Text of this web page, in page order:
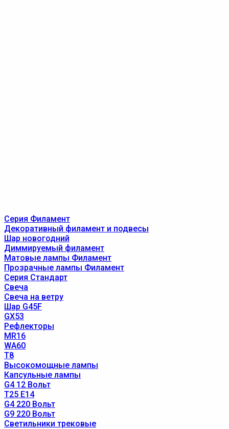
Серия Филамент
Декоративный филамент и подвесы
Шар новогодний
Диммируемый филамент
Матовые лампы Филамент
Прозрачные лампы Филамент
Серия Стандарт
Свеча
Свеча на ветру
Шар G45F
GX53
Рефлекторы
MR16
WA60
T8
Высокомощные лампы
Капсульные лампы
G4 12 Вольт
T25 E14
G4 220 Вольт
G9 220 Вольт
Светильники трековые